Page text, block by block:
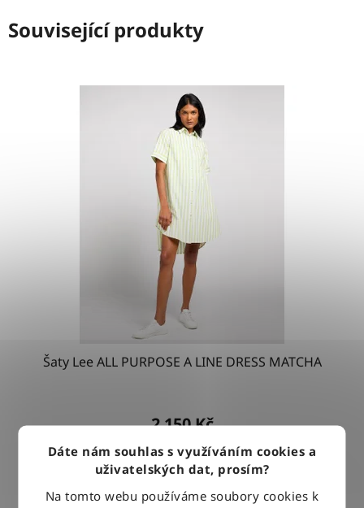
Dáte nám souhlas s využíváním cookies a
uživatelských dat, prosím?
Na tomto webu používáme soubory cookies k
Související produkty
Šaty Lee ALL PURPOSE A LINE DRESS MATCHA
2 150 Kč
DETAIL